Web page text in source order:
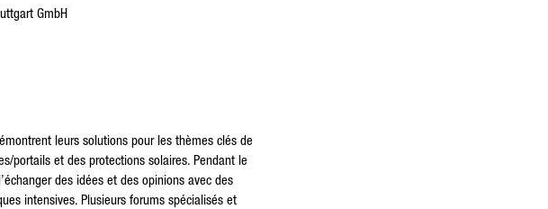
GmbH
leurs solutions pour les thèmes clés de
portails et des protections solaires. Pendant le
des idées et des opinions avec des
intensives. Plusieurs forums spécialisés et